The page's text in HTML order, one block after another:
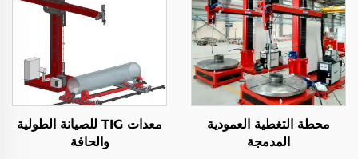
محطة التغطية العمودية
المدمجة
معدات TIG للصيانة الطولية
والحافة